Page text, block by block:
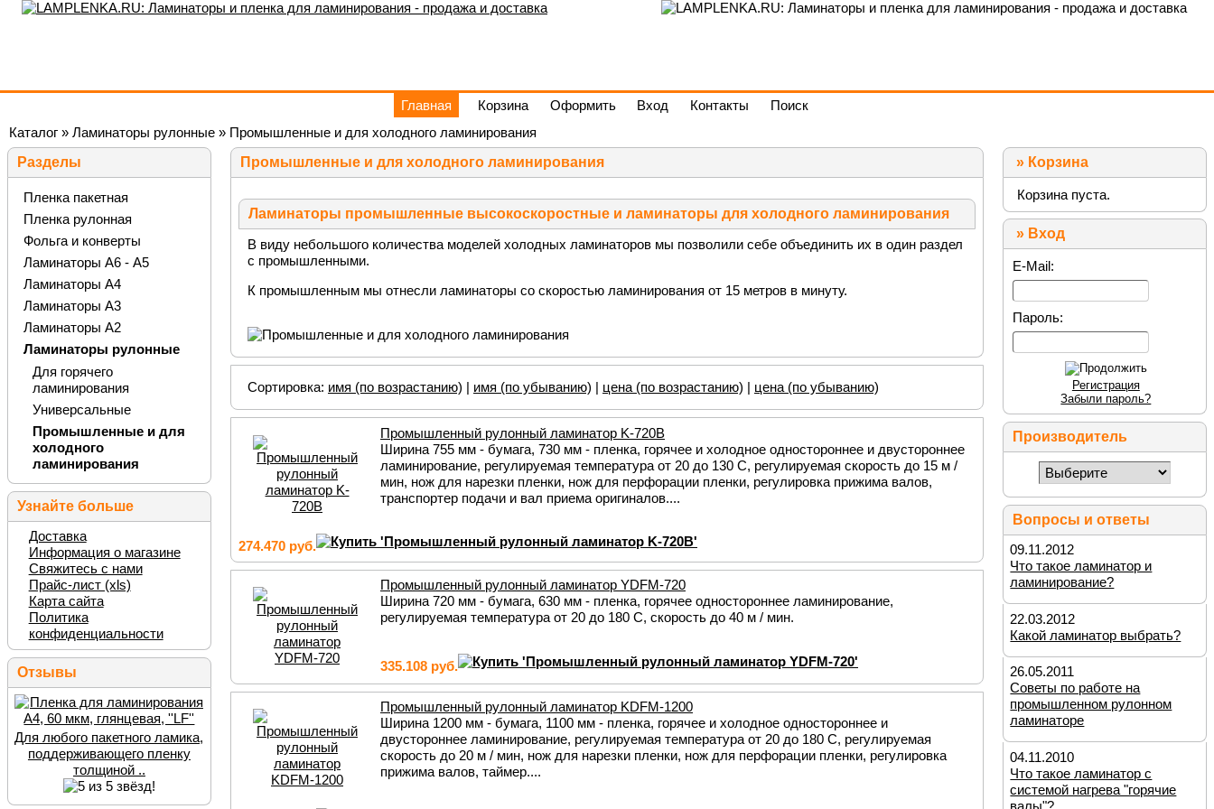
Главная Корзина Оформить Вход Контакты
Поиск
Каталог » Ламинаторы рулонные » Промышленные и для холодного ламинирования
Промышленные и для холодного ламинирования
Ламинаторы промышленные высокоскоростные и ламинаторы для холодного ламинирования
В виду небольшого количества моделей холодных ламинаторов мы позволили себе объединить их в один раздел
с промышленными.
К промышленным мы отнесли ламинаторы со скоростью ламинирования от 15 метров в минуту.
Сортировка: имя (по возрастанию) | имя (по убыванию) | цена (по возрастанию) | цена (по убыванию)
Промышленный рулонный ламинатор K-720B
Ширина 755 мм - бумага, 730 мм - пленка, горячее и холодное одностороннее и двустороннее
ламинирование, регулируемая температура от 20 до 130 С, регулируемая скорость до 15 м /
мин, нож для нарезки пленки, нож для перфорации пленки, регулировка прижима валов,
транспортер подачи и вал приема оригиналов....
274.470 руб.
Промышленный рулонный ламинатор YDFM-720
Ширина 720 мм - бумага, 630 мм - пленка, горячее одностороннее ламинирование,
регулируемая температура от 20 до 180 С, скорость до 40 м / мин.
335.108 руб.
Промышленный рулонный ламинатор KDFM-1200
Ширина 1200 мм - бумага, 1100 мм - пленка, горячее и холодное одностороннее и
двустороннее ламинирование, регулируемая температура от 20 до 180 С, регулируемая
скорость до 20 м / мин, нож для нарезки пленки, нож для перфорации пленки, регулировка
прижима валов, таймер....
Разделы
Пленка пакетная
Пленка рулонная
Фольга и конверты
Ламинаторы А6 - А5
Ламинаторы А4
Ламинаторы А3
Ламинаторы А2
Ламинаторы рулонные
Для горячего
ламинирования
Универсальные
Промышленные и для
холодного
ламинирования
Узнайте больше
Доставка
Информация о магазине
Свяжитесь с нами
Прайс-лист (xls)
Карта сайта
Политика
конфиденциальности
Отзывы
Для любого пакетного ламика,
поддерживающего пленку
толщиной ..
» Корзина
Корзина пуста.
» Вход
E-Mail:
Пароль:
Регистрация
Забыли пароль?
Производитель
Вопросы и ответы
09.11.2012
Что такое ламинатор и
ламинирование?
22.03.2012
Какой ламинатор выбрать?
26.05.2011
Советы по работе на
промышленном рулонном
ламинаторе
04.11.2010
Что такое ламинатор с
системой нагрева "горячие
валы"?